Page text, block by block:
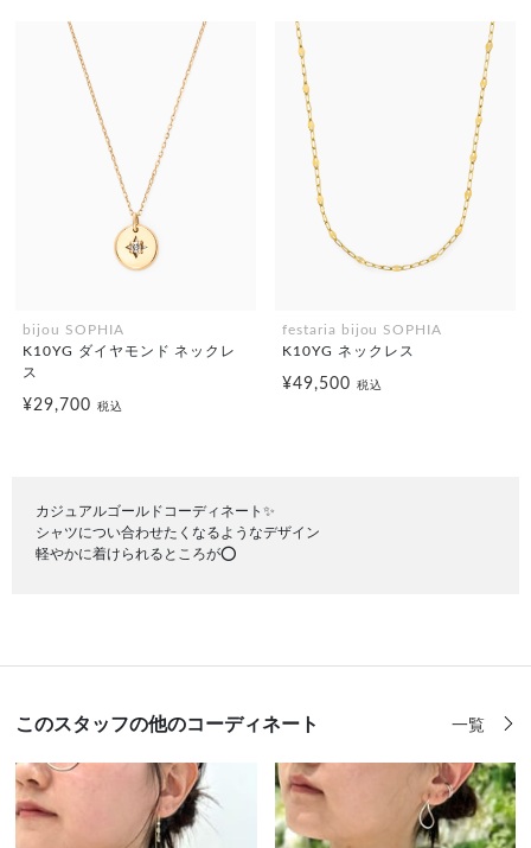
bijou SOPHIA
K10YG ダイヤモンド ネックレ
ス
¥29,700 税込
festaria bijou SOPHIA
K10YG ネックレス
¥49,500 税込
カジュアルゴールドコーディネート✨️
シャツについ合わせたくなるようなデザイン
軽やかに着けられるところが⭕️
このスタッフの他のコーディネート 一覧